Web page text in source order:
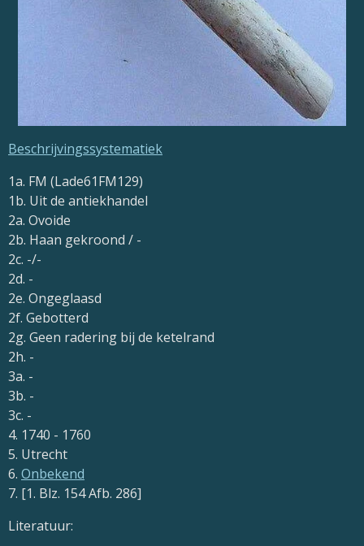
Beschrijvingssystematiek
1a. FM (Lade61FM129)
1b. Uit de antiekhandel
2a. Ovoide
2b. Haan gekroond / -
2c. -/-
2d. -
2e. Ongeglaasd
2f. Gebotterd
2g. Geen radering bij de ketelrand
2h. -
3a. -
3b. -
3c. -
4. 1740 - 1760
5. Utrecht
6. Onbekend
7. [1. Blz. 154 Afb. 286]
Literatuur: